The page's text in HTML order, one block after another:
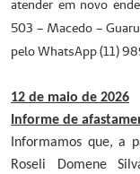
atender em novo
503 – Macedo –
pelo WhatsApp (11)
12 de maio de 2026
Informe de
Informamos que, a
Roseli Domene